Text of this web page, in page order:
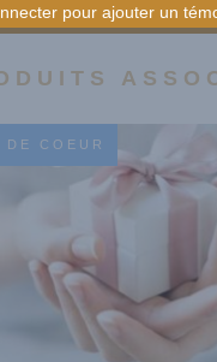
pour ajouter un
DE COEUR